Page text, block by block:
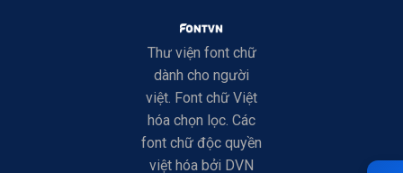
Thư viện font chữ
dành cho người
việt. Font chữ Việt
hóa chọn lọc. Các
font chữ độc quyền
việt hóa bởi DVN